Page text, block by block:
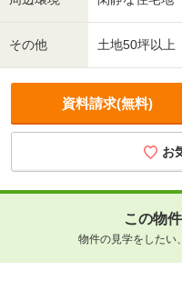
その他 土地50坪以上
資料請求(無料)
お
この物
物件の見学をしたい